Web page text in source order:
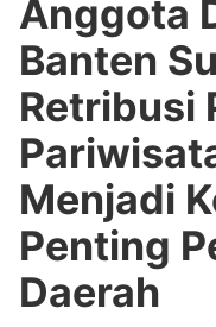
Anggota
Banten
Retribusi
Menjadi
Penting
Daerah